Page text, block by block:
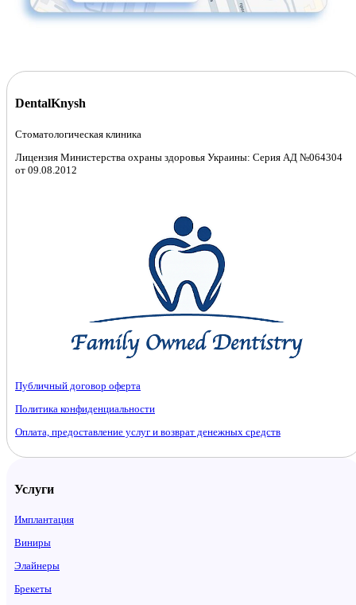
DentalKnysh
Стоматологическая клиника
Лицензия Министерства охраны здоровья Украины: Серия АД №064304
от 09.08.2012
Публичный договор оферта
Политика конфиденциальности
Оплата, предоставление услуг и возврат денежных средств
Услуги
Имплантация
Виниры
Элайнеры
Брекеты